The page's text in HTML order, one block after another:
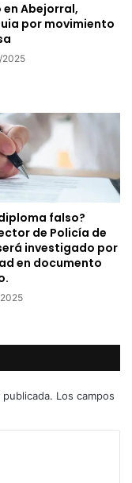
en Abejorral,
por movimiento
falso?
de Policía de
investigado por
en documento
Los campos